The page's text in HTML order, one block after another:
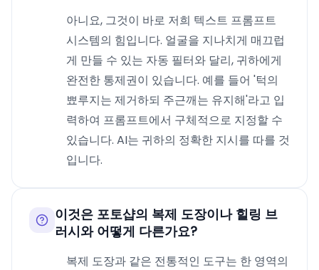
아니요, 그것이 바로 저희 텍스트 프롬프트
시스템의 힘입니다. 얼굴을 지나치게 매끄럽
게 만들 수 있는 자동 필터와 달리, 귀하에게
완전한 통제권이 있습니다. 예를 들어 '턱의
뾰루지는 제거하되 주근깨는 유지해'라고 입
력하여 프롬프트에서 구체적으로 지정할 수
있습니다. AI는 귀하의 정확한 지시를 따를 것
입니다.
이것은 포토샵의 복제 도장이나 힐링 브
러시와 어떻게 다른가요?
복제 도장과 같은 전통적인 도구는 한 영역의